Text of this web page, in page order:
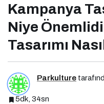
Kampanya
Niye
Tasarımı
Parkulture
5dk, 34sn